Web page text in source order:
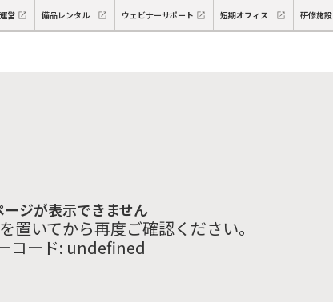
営 備品レンタル ウェビナーサポート 短期オフィス 研修施設
ージが表示できません
置いてから再度ご確認ください。
コード: undefined